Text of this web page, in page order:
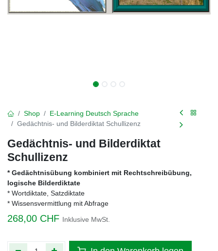
Shop
E-Learning Deutsch Sprache
Gedächtnis- und Bilderdiktat Schullizenz
Gedächtnis- und Bilderdiktat
Schullizenz
* Gedächtnisübung kombiniert mit Rechtschreibübung,
logische Bilderdiktate
* Wortdiktate, Satzdiktate
* Wissensvermittlung mit Abfrage
268,00 CHF Inklusive MwSt.